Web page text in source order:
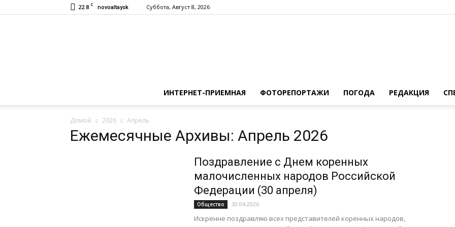
22.8 C novoaltaysk Суббота, Август 8, 2026
ИНТЕРНЕТ-ПРИЕМНАЯ ФОТОРЕПОРТАЖИ ПОГОДА РЕДАКЦИЯ
Домой 2026 Апрель
Ежемесячные Архивы: Апрель 2026
Поздравление с Днем коренных
малочисленных народов Российской
Федерации (30 апреля)
Общество 30.04.2026
Искренне поздравляю всех представителей коренных народов,